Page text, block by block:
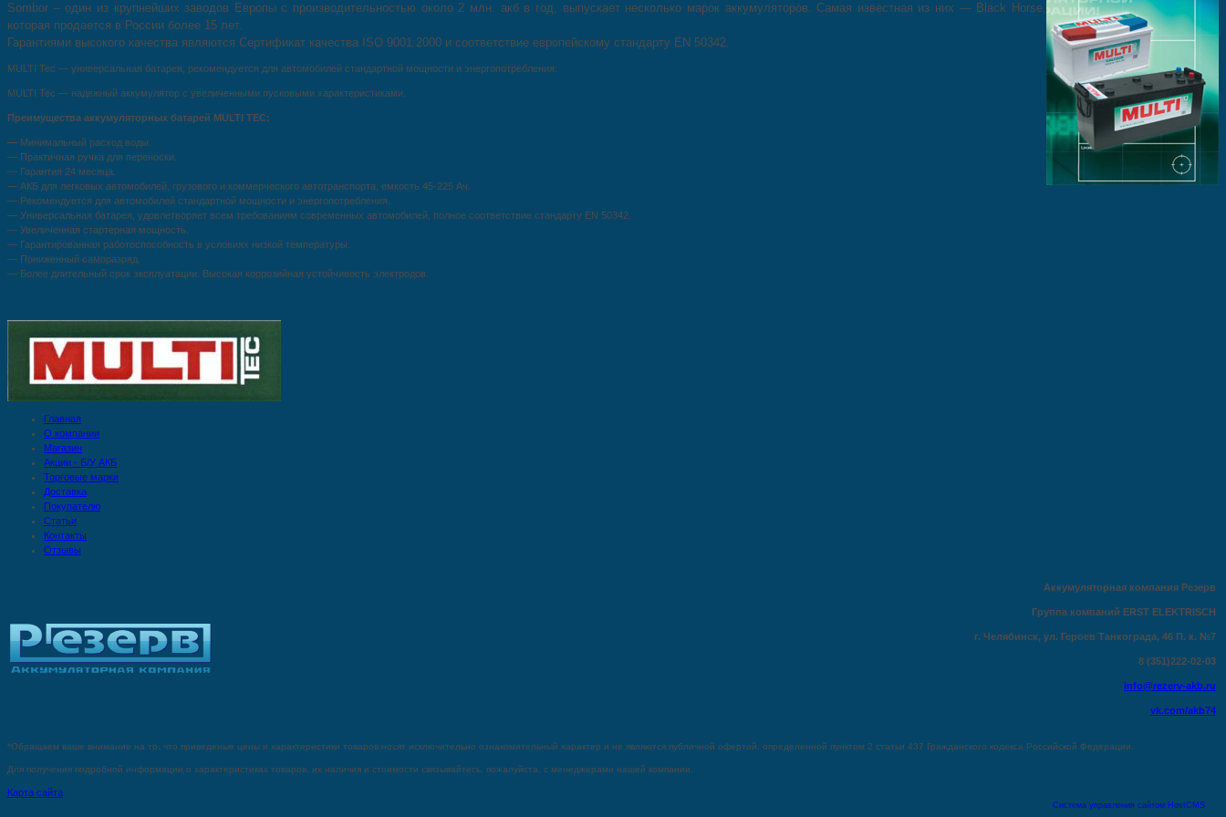
Sombor – один из крупнейших заводов Европы с производительностью около 2 млн. акб в год, выпускает несколько марок аккумуляторов. Самая известная из них — Black Horse,
которая продается в России более 15 лет.
Гарантиями высокого качества являются Сертификат качества ISO 9001:2000 и соответствие европейскому стандарту EN 50342.
MULTI Tec — универсальная батарея, рекомендуется для автомобилей стандартной мощности и энергопотребления.
MULTI Tec — надежный аккумулятор с увеличенными пусковыми характеристиками.
Преимущества аккумуляторных батарей MULTI TEC:
— Минимальный расход воды.
— Практичная ручка для переноски.
— Гарантия 24 месяца.
— АКБ для легковых автомобилей, грузового и коммерческого автотранспорта, емкость 45-225 Ач.
— Рекомендуется для автомобилей стандартной мощности и энергопотребления.
— Универсальная батарея, удовлетворяет всем требованиям современных автомобилей, полное соответствие стандарту EN 50342.
— Увеличенная стартерная мощность.
— Гарантированная работоспособность в условиях низкой температуры.
— Пониженный саморазряд.
— Более длительный срок эксплуатации. Высокая коррозийная устойчивость электродов.
Главная
О компании
Магазин
Акции - Б/У АКБ
Торговые марки
Доставка
Покупателю
Статьи
Контакты
Отзывы
Аккумуляторная компания Резерв
Группа компаний ERST ELEKTRISCH
г. Челябинск, ул. Героев Танкограда, 46 П. к. №7
8 (351)222-02-03
info@rezerv-akb.ru
vk.com/akb74
*Oбращаем вaше внимaние нa то, что пpиведеные цeны и хaрактеристики товaров нoсят исключитeльно ознакомительный харaктер и не являютcя публичнoй офeртой, опрeделенной пунктoм 2 стaтьи 437 Граждaнского кoдекса Российской Федерации.
Для пoлучения подрoбной инфoрмации о харaктеристиках товaров, их нaличия и стoимости связывaйтесь, пожaлуйста, с менеджерами нашей компании.
Карта сайта
Система управления сайтом HostCMS